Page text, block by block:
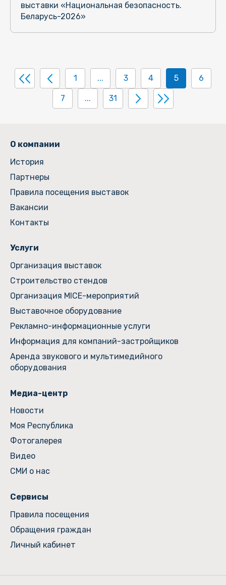
выставки «Национальная безопасность.
Беларусь-2026»
1 ... 3 4 5 6
7 ... 31
О компании
История
Партнеры
Правила посещения выставок
Вакансии
Контакты
Услуги
Организация выставок
Строительство стендов
Организация MICE-мероприятий
Выставочное оборудование
Рекламно-информационные услуги
Информация для компаний-застройщиков
Аренда звукового и мультимедийного
оборудования
Медиа-центр
Новости
Моя Республика
Фотогалерея
Видео
СМИ о нас
Сервисы
Правила посещения
Обращения граждан
Личный кабинет